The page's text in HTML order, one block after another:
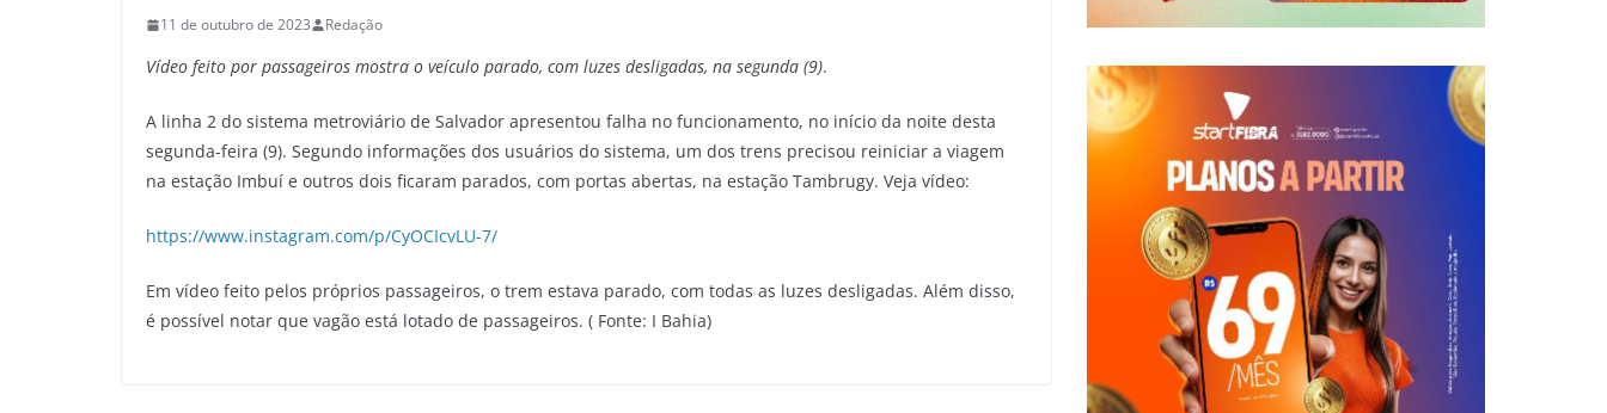
11 de outubro de 2023 Redação
Vídeo feito por passageiros mostra o veículo parado, com luzes desligadas, na segunda (9).
A linha 2 do sistema metroviário de Salvador apresentou falha no funcionamento, no início da noite desta
segunda-feira (9). Segundo informações dos usuários do sistema, um dos trens precisou reiniciar a viagem
na estação Imbuí e outros dois ficaram parados, com portas abertas, na estação Tambrugy. Veja vídeo:
https://www.instagram.com/p/CyOCIcvLU-7/
Em vídeo feito pelos próprios passageiros, o trem estava parado, com todas as luzes desligadas. Além disso,
é possível notar que vagão está lotado de passageiros. ( Fonte: I Bahia)